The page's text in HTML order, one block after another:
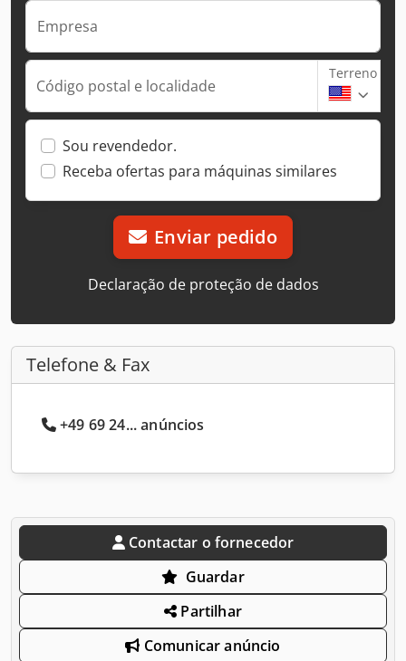
Empresa
Código postal e localidade
Terreno
Sou revendedor.
Receba ofertas para máquinas similares
Enviar pedido
Declaração de proteção de dados
Telefone & Fax
+49 69 24... anúncios
Contactar o fornecedor
Guardar
Partilhar
Comunicar anúncio